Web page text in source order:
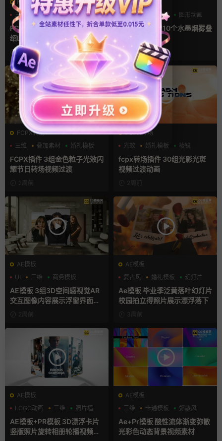
FCPX发生器
三维
产品介绍 产品宣传
FCPX插件 快速照片流团队介
绍LOGO视频片头
1周前
FCPX转场
三维
叠加素材 图形动画
fcpx转场插件 10个水墨烟雾叠
加层视频过渡
2周前
FCPX转场
三维
叠加素材 婚礼模板
FCPX插件 3组金色粒子光效闪
耀节日转场视频过渡
2周前
FCPX转场
光效
婚礼模板 棱镜
fcpx转场插件 30组光影光斑
视频过渡动画
2周前
AE模板
UI
三维 商务模板
AE模板 3组3D空间感视觉AR
交互图像内容展示浮窗界面动
2周前
AE模板
复古风
婚礼模板 幻灯片
Ae模板 毕业季泛黄落叶幻灯片
校园拍立得照片展示漂浮落下
3周前
AE模板
LOGO动画
三维 照片墙
AE模板+PR模板 3D漂浮卡片
竖版照片旋转相册轮播视频片
AE模板
三维
卡通模板 弥散风
Ae+Pr模板 酸性流体渐变弥散
光彩色动态背景视频素材